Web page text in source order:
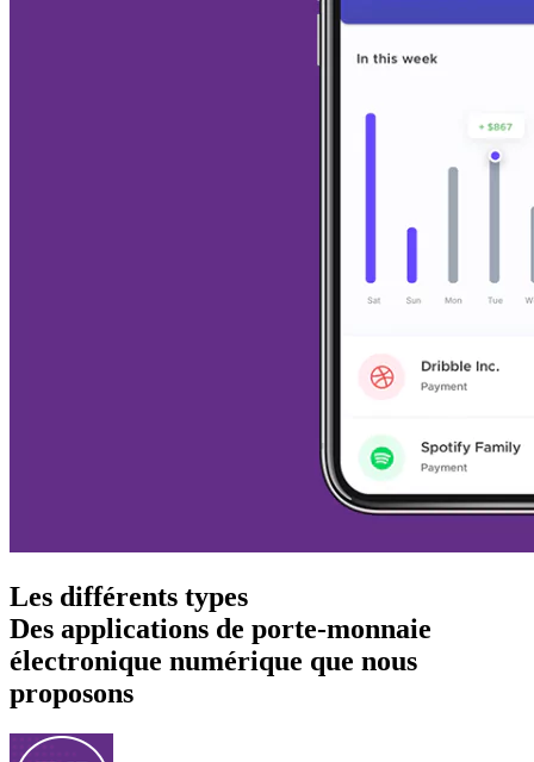
Les différents types
Des applications de porte-monnaie
électronique numérique que nous
proposons